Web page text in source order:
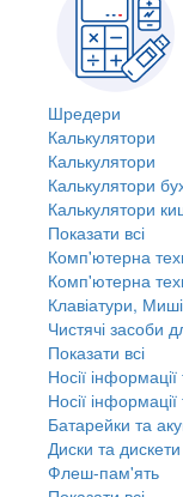
Шредери
Калькулятори
Калькулятори
Калькулятори
Калькулятори
Показати всі
Комп'ютерна
Комп'ютерна
Клавіатури, Миші
Чистячі засоби
Показати всі
Носії
Носії
Батарейки та
Диски та дискети
Флеш-пам'ять